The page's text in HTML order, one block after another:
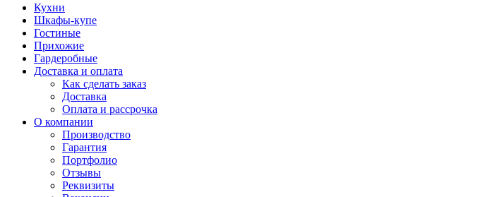
Кухни
Шкафы-купе
Гостиные
Прихожие
Гардеробные
Доставка и оплата
Как сделать заказ
Доставка
Оплата и рассрочка
О компании
Производство
Гарантия
Портфолио
Отзывы
Реквизиты